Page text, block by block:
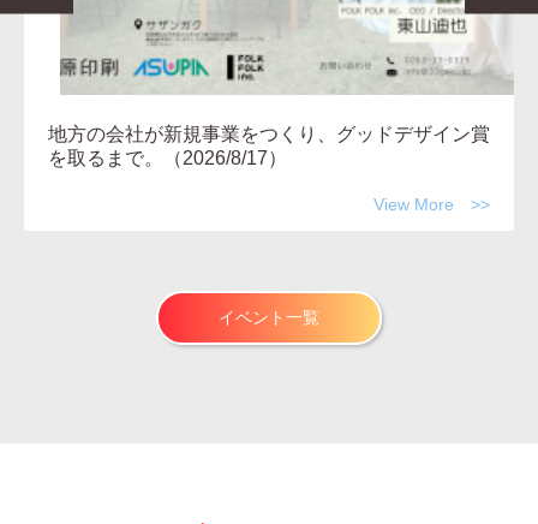
世界を選んだ人と、地域を選んだ人。 自分らしい
キャリアは、場所を超えられるか。―MEETUP サ
イベント一覧